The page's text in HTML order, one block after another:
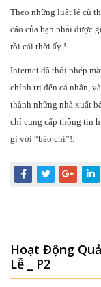
Theo những luật lệ cũ
cáo của bạn phải được
rồi cái thời ấy !
Internet đã thổi phép
chính trị đến cá nhân,
thành những nhà xuất
chí cung cấp thông tin
gì với “báo chí”!.
Hoạt Động
Lễ _ P2